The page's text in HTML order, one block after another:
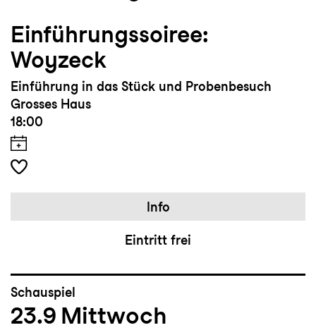
Einführungssoiree:
Woyzeck
Einführung in das Stück und Probenbesuch
Grosses Haus
18:00
Info
Eintritt frei
Schauspiel
23.9 Mittwoch